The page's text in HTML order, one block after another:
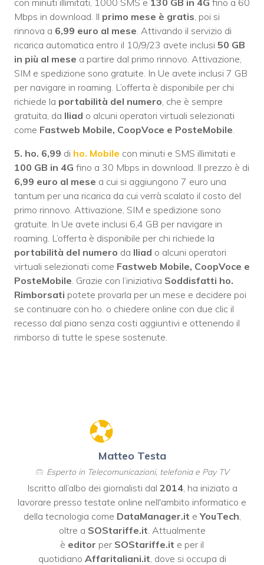
Mbps in download. Il primo mese è gratis , poi si
rinnova a 6,99 euro al mese . Attivando il servizio di
ricarica automatica entro il 10/9/23 avete inclusi 50 GB
in più al mese a partire dal primo rinnovo. Attivazione,
SIM e spedizione sono gratuite. In Ue avete inclusi 7 GB
per navigare in roaming. L’offerta è disponibile per chi
richiede la portabilità del numero , che è sempre
gratuita, da Iliad o alcuni operatori virtuali selezionati
come Fastweb Mobile, CoopVoce e PosteMobile
5. ho. 6,99 di ho. Mobile con minuti e SMS illimitati e
100 GB in 4G fino a 30 Mbps in download. Il prezzo è di
6,99 euro al mese a cui si aggiungono 7 euro una
tantum per una ricarica da cui verrà scalato il costo del
primo rinnovo. Attivazione, SIM e spedizione sono
gratuite. In Ue avete inclusi 6,4 GB per navigare in
roaming. L’offerta è disponibile per chi richiede la
portabilità del numero da Iliad o alcuni operatori
virtuali selezionati come Fastweb Mobile, CoopVoce e
PosteMobile . Grazie con l’iniziativa Soddisfatti ho.
Rimborsati potete provarla per un mese e decidere poi
se continuare con ho. o chiedere online con due clic il
recesso dal piano senza costi aggiuntivi e ottenendo il
rimborso di tutte le spese sostenute.
Matteo Testa
Esperto in Telecomunicazioni, telefonia e Pay TV
Iscritto all’albo dei giornalisti dal 2014, ha iniziato a
lavorare presso testate online nell'ambito informatico e
della tecnologia come DataManager.it eYouTech
oltre a SOStariffe.it . Attualmente
è editor per SOStariffe.it e per il
quotidiano Affaritaliani.it , dove si occupa di